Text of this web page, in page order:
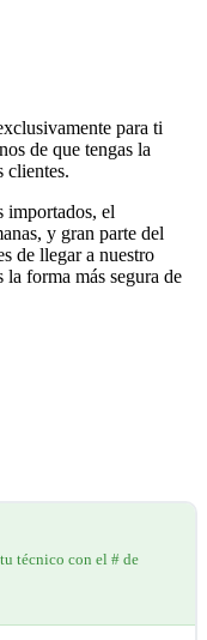
para ti
de que tengas la
clientes.
importados, el
y gran parte del
de llegar a nuestro
la forma más segura de
técnico con el # de